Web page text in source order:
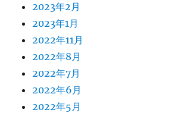
2023年2月
2023年1月
2022年11月
2022年8月
2022年7月
2022年6月
2022年5月